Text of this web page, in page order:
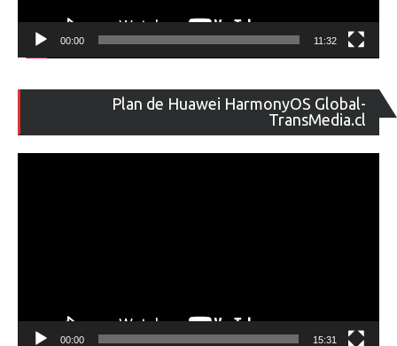
00:00 11:32
Plan de Huawei HarmonyOS Global-
TransMedia.cl
de
00:00 15:31